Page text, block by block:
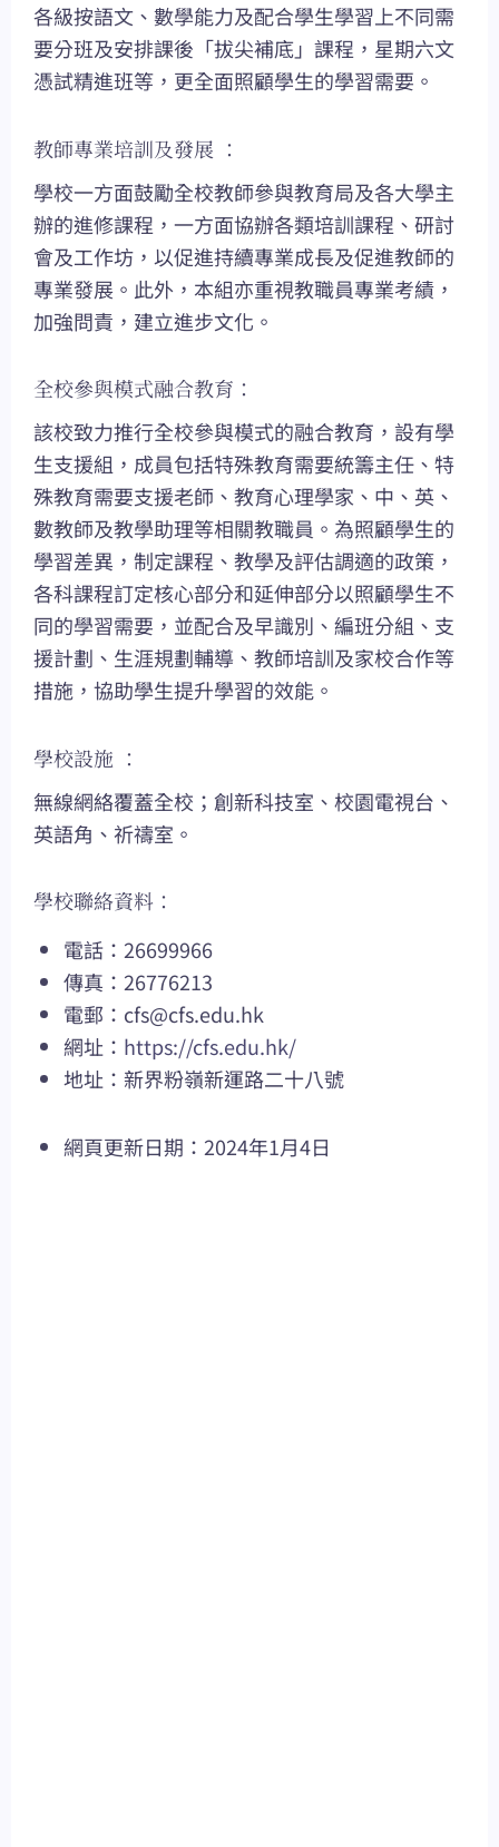
各級按語文、數學能力及配合學生學習上不同需
要分班及安排課後「拔尖補底」課程，星期六文
憑試精進班等，更全面照顧學生的學習需要。
教師專業培訓及發展 ：
學校一方面鼓勵全校教師參與教育局及各大學主
辦的進修課程，一方面協辦各類培訓課程、研討
會及工作坊，以促進持續專業成長及促進教師的
專業發展。此外，本組亦重視教職員專業考績，
加強問責，建立進步文化。
全校參與模式融合教育：
該校致力推行全校參與模式的融合教育，設有學
生支援組，成員包括特殊教育需要統籌主任、特
殊教育需要支援老師、教育心理學家、中、英、
數教師及教學助理等相關教職員。為照顧學生的
學習差異，制定課程、教學及評估調適的政策，
各科課程訂定核心部分和延伸部分以照顧學生不
同的學習需要，並配合及早識別、編班分組、支
援計劃、生涯規劃輔導、教師培訓及家校合作等
措施，協助學生提升學習的效能。
學校設施 ：
無線網絡覆蓋全校；創新科技室、校園電視台、
英語角、祈禱室。
學校聯絡資料：
電話：26699966
傳真：26776213
電郵： cfs@cfs.edu.hk
網址： https://cfs.edu.hk/
地址：新界粉嶺新運路二十八號
網頁更新日期：2024年1月4日